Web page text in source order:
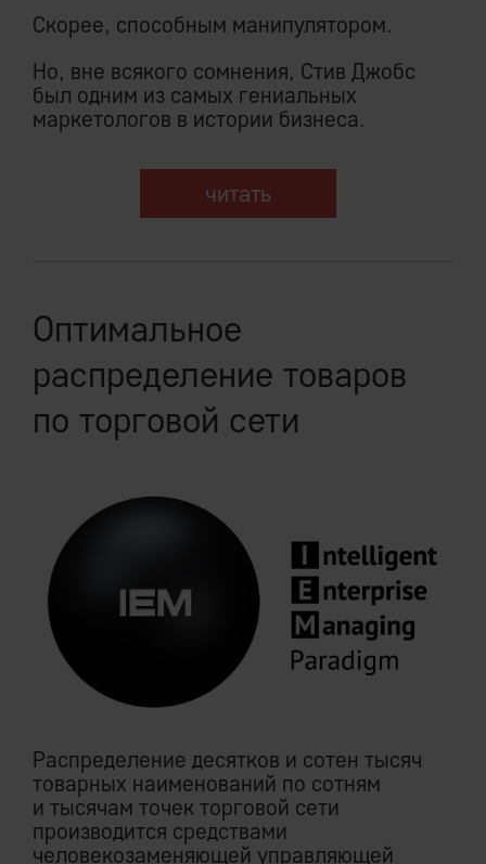
Скорее, способным манипулятором.
Но, вне всякого сомнения, Стив Джобс
был одним из самых гениальных
маркетологов в истории бизнеса.
читать
Оптимальное
распределение товаров
по торговой сети
Распределение десятков и сотен тысяч
товарных наименований по сотням
и тысячам точек торговой сети
производится средствами
человекозаменяющей управляющей